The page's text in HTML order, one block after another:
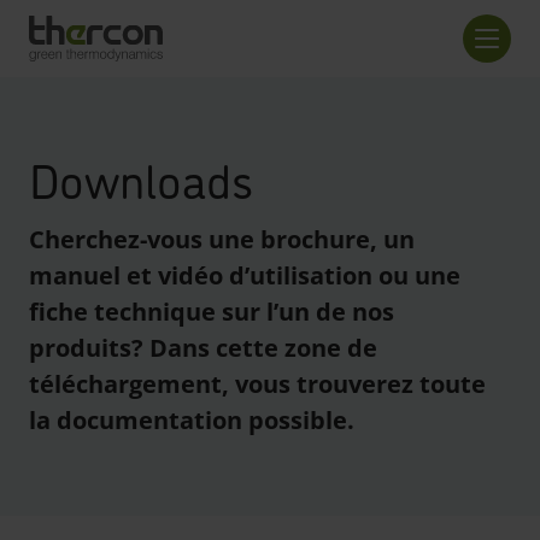
screenreader.back to home
Downloads
Cherchez-vous une brochure, un
manuel et vidéo d’utilisation ou une
fiche technique sur l’un de nos
produits? Dans cette zone de
téléchargement, vous trouverez toute
la documentation possible.